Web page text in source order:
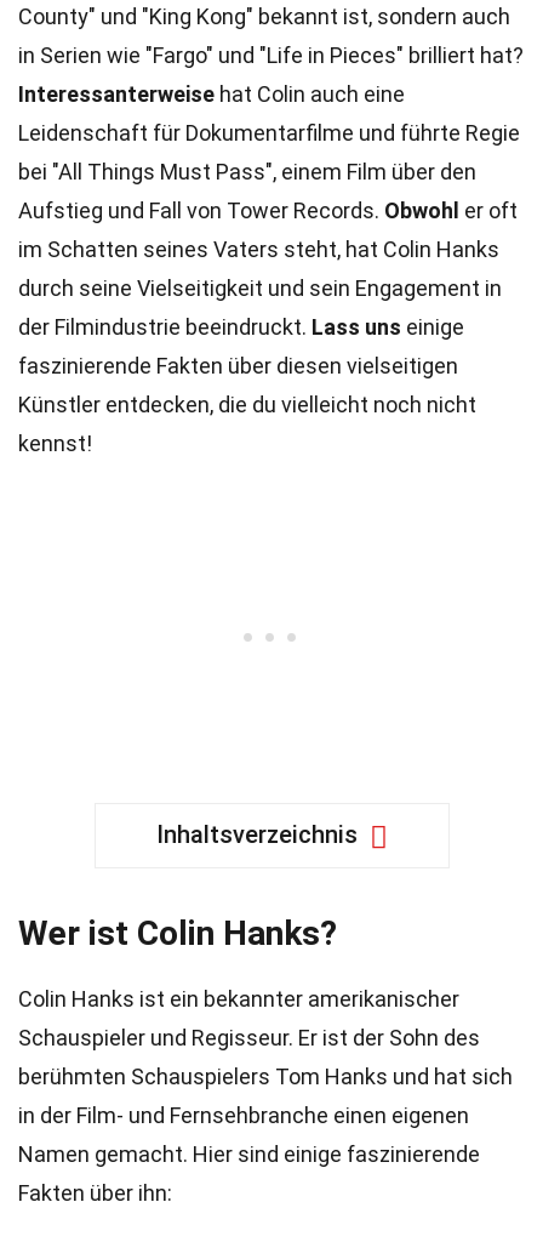
County" und "King Kong" bekannt ist, sondern auch
in Serien wie "Fargo" und "Life in Pieces" brilliert hat?
Interessanterweise hat Colin auch eine
Leidenschaft für Dokumentarfilme und führte Regie
bei "All Things Must Pass", einem Film über den
Aufstieg und Fall von Tower Records. Obwohl er oft
im Schatten seines Vaters steht, hat Colin Hanks
durch seine Vielseitigkeit und sein Engagement in
der Filmindustrie beeindruckt. Lass uns einige
faszinierende Fakten über diesen vielseitigen
Künstler entdecken, die du vielleicht noch nicht
kennst!
Inhaltsverzeichnis
Wer ist Colin Hanks?
Colin Hanks ist ein bekannter amerikanischer
Schauspieler und Regisseur. Er ist der Sohn des
berühmten Schauspielers Tom Hanks und hat sich
in der Film- und Fernsehbranche einen eigenen
Namen gemacht. Hier sind einige faszinierende
Fakten über ihn: